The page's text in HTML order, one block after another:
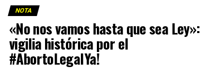
NOTA
«No nos vamos hasta que sea Ley»:
vigilia histórica por el
#AbortoLegalYa!